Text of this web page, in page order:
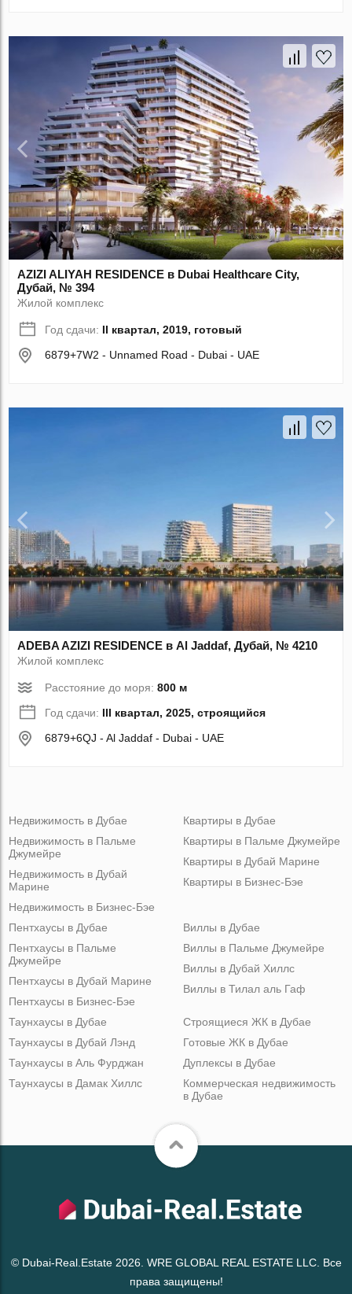
AZIZI ALIYAH RESIDENCE в Dubai Healthcare City,
Дубай, № 394
Жилой комплекс
Год сдачи: II квартал, 2019, готовый
6879+7W2 - Unnamed Road - Dubai - UAE
ADEBA AZIZI RESIDENCE в Al Jaddaf, Дубай, № 4210
Жилой комплекс
Расстояние до моря:800 м
Год сдачи: III квартал, 2025, строящийся
6879+6QJ - Al Jaddaf - Dubai - UAE
Недвижимость в Дубае
Недвижимость в Пальме
Джумейре
Недвижимость в Дубай
Марине
Недвижимость в Бизнес-Бэе
Квартиры в Дубае
Квартиры в Пальме Джумейре
Квартиры в Дубай Марине
Квартиры в Бизнес-Бэе
Пентхаусы в Дубае
Пентхаусы в Пальме
Джумейре
Пентхаусы в Дубай Марине
Пентхаусы в Бизнес-Бэе
Виллы в Дубае
Виллы в Пальме Джумейре
Виллы в Дубай Хиллс
Виллы в Тилал аль Гаф
Таунхаусы в Дубае
Таунхаусы в Дубай Лэнд
Таунхаусы в Аль Фурджан
Таунхаусы в Дамак Хиллс
Строящиеся ЖК в Дубае
Готовые ЖК в Дубае
Дуплексы в Дубае
Коммерческая недвижимость
в Дубае
© Dubai-Real.Estate 2026. WRE GLOBAL REAL ESTATE LLC. Все
права защищены!